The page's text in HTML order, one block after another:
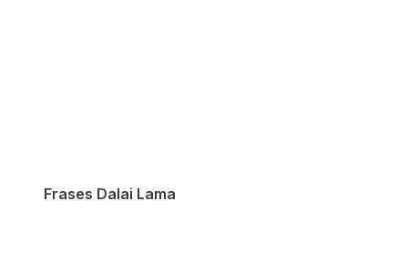
Frases Dalai Lama